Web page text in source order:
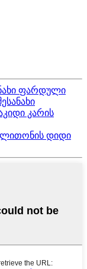
ფარდული
კარის
ლითონის დიდი